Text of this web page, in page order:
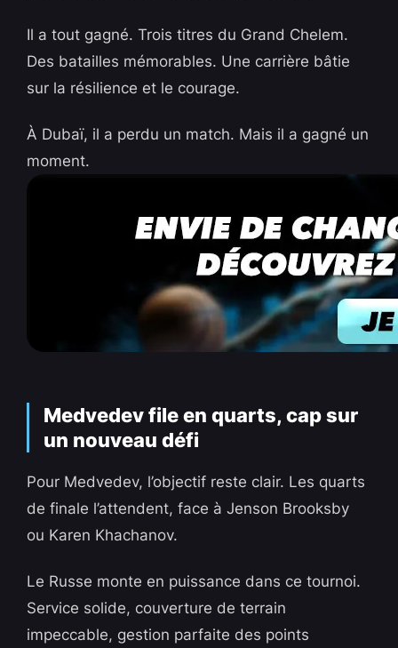
Il a tout gagné. Trois titres du Grand Chelem.
Des batailles mémorables. Une carrière bâtie
sur la résilience et le courage.
À Dubaï, il a perdu un match. Mais il a gagné un
moment.
Medvedev file en quarts, cap sur
un nouveau défi
Pour Medvedev, l’objectif reste clair. Les quarts
de finale l’attendent, face à Jenson Brooksby
ou Karen Khachanov.
Le Russe monte en puissance dans ce tournoi.
Service solide, couverture de terrain
impeccable, gestion parfaite des points